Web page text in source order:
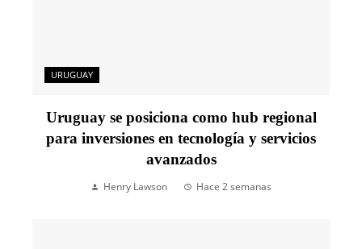
URUGUAY
Uruguay se posiciona como hub regional
para inversiones en tecnología y servicios
avanzados
Henry Lawson Hace 2 semanas